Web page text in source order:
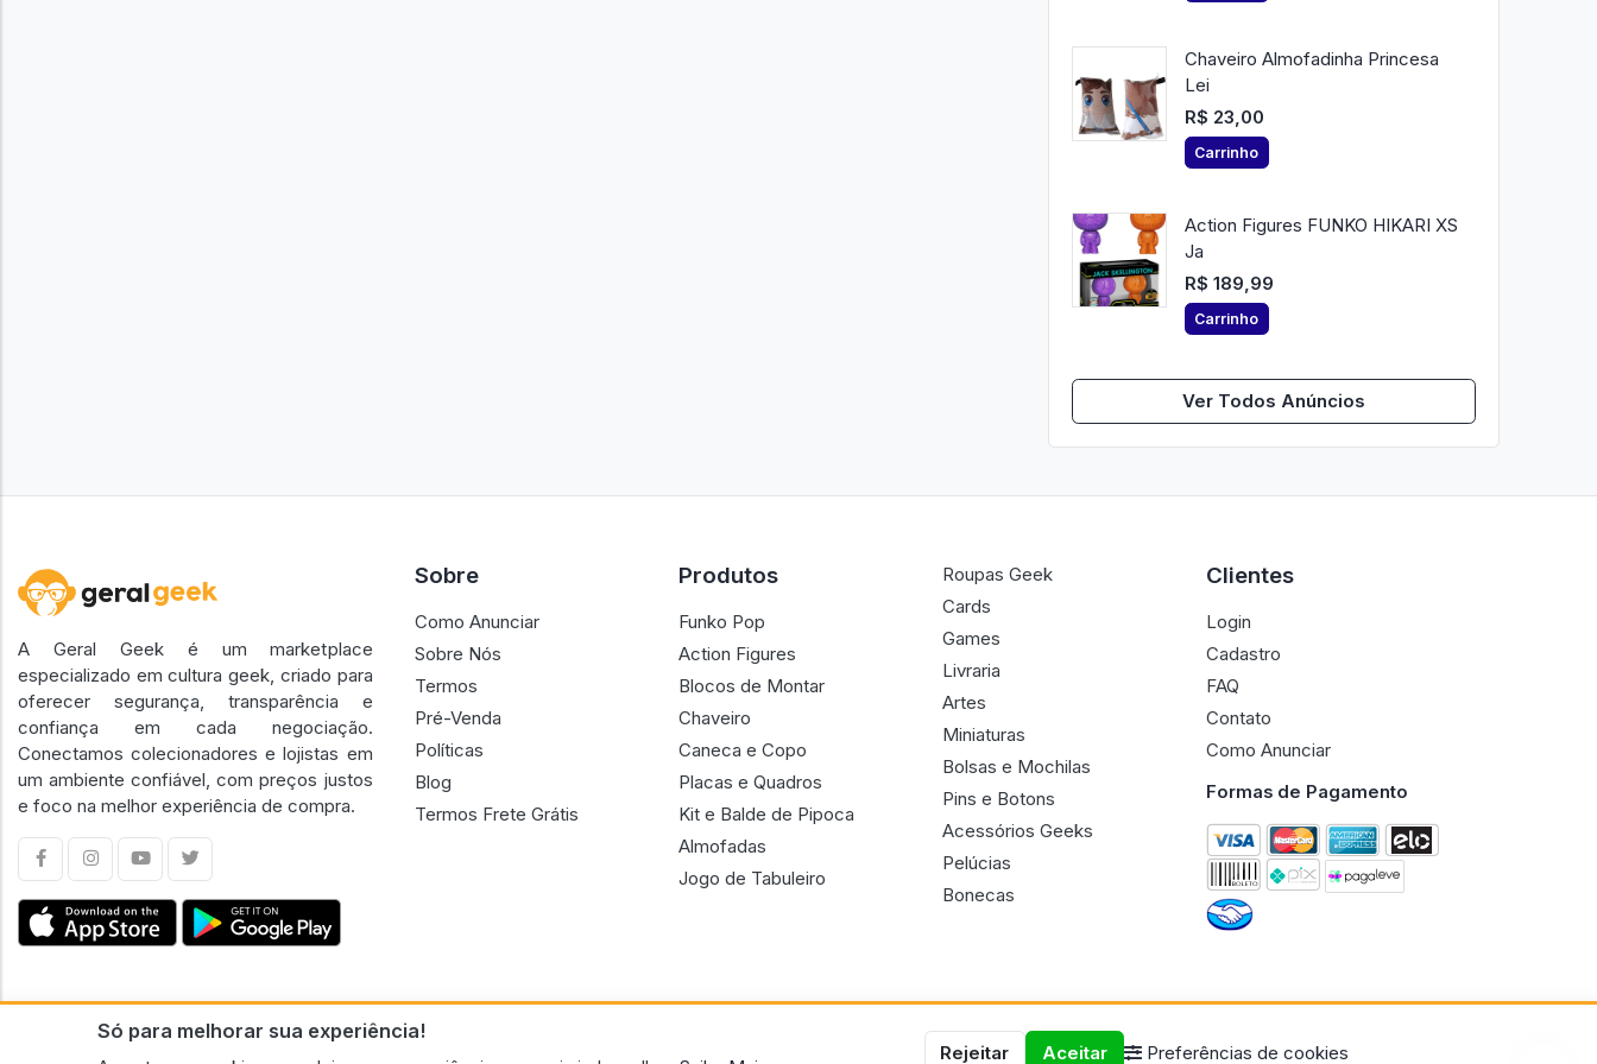
Chaveiro Almofadinha Princesa
Lei
R$ 23,00
Carrinho
Action Figures FUNKO HIKARI XS
Ja
R$ 189,99
Carrinho
Ver Todos Anúncios
Só para melhorar sua experiência!
Rejeitar Aceitar Preferências de cookies
A Geral Geek é um marketplace
especializado em cultura geek, criado para
oferecer segurança, transparência e
confiança em cada negociação.
Conectamos colecionadores e lojistas em
um ambiente confiável, com preços justos
e foco na melhor experiência de compra.
Sobre
Como Anunciar
Sobre Nós
Termos
Pré-Venda
Políticas
Blog
Termos Frete Grátis
Produtos
Funko Pop
Action Figures
Blocos de Montar
Chaveiro
Caneca e Copo
Placas e Quadros
Kit e Balde de Pipoca
Almofadas
Jogo de Tabuleiro
Roupas Geek
Cards
Games
Livraria
Artes
Miniaturas
Bolsas e Mochilas
Pins e Botons
Acessórios Geeks
Pelúcias
Bonecas
Clientes
Login
Cadastro
FAQ
Contato
Como Anunciar
Formas de Pagamento
CNPJ n.º 30.220.458/0001-17 - GERAL GEEK PORTAL ELETRONICO LTDA.